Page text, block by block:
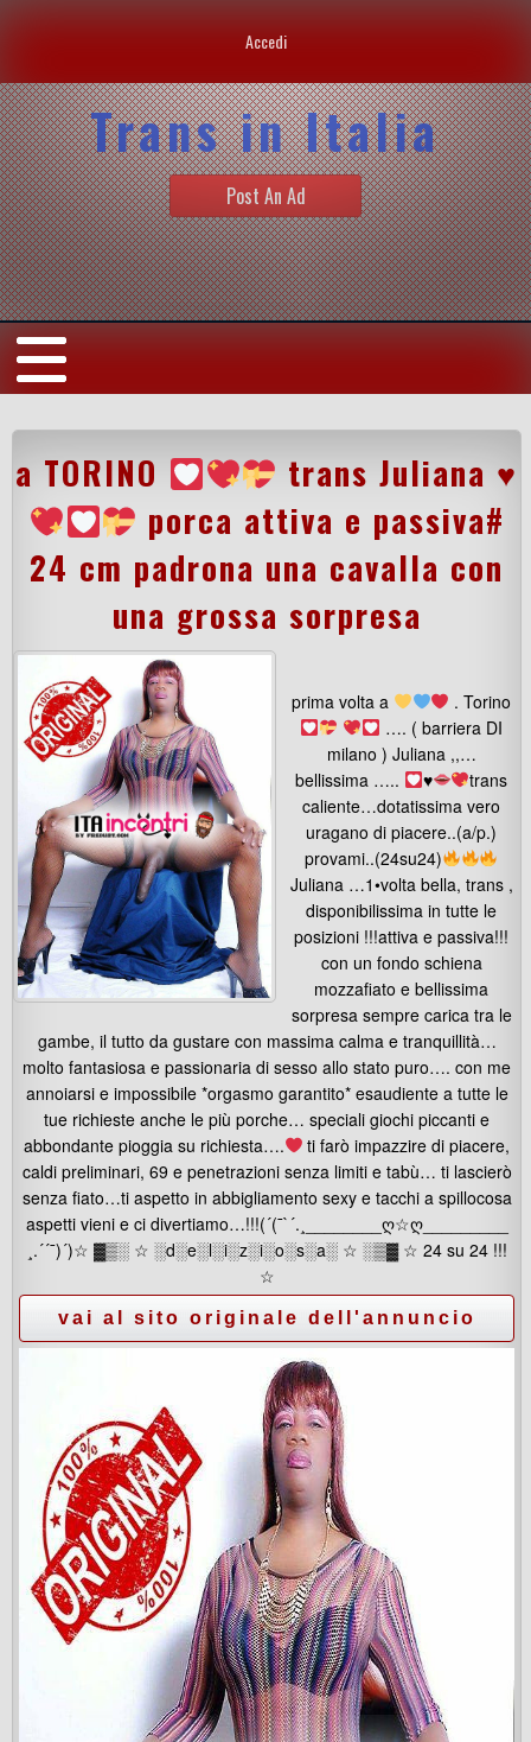
Accedi
Trans in Italia
Post An Ad
a TORINO trans Juliana ♥️
porca attiva e passiva#
24 cm padrona una cavalla con
una grossa sorpresa
prima volta a
. Torino
…. ( barriera DI
milano ) Juliana ,,…
bellissima …..
♥️
trans
caliente…dotatissima vero
uragano di piacere..(a/p.)
provami..(24su24)
Juliana …1•volta bella, trans ,
disponibilissima in tutte le
posizioni !!!attiva e passiva!!!
con un fondo schiena
mozzafiato e bellissima
sorpresa sempre carica tra le
gambe, il tutto da gustare con massima calma e tranquillità…
molto fantasiosa e passionaria di sesso allo stato puro…. con me
annoiarsi e impossibile *orgasmo garantito* esaudiente a tutte le
tue richieste anche le più porche… speciali giochi piccanti e
abbondante pioggia su richiesta….
ti farò impazzire di piacere,
caldi preliminari, 69 e penetrazioni senza limiti e tabù… ti lascierò
senza fiato…ti aspetto in abbigliamento sexy e tacchi a spillocosa
aspetti vieni e ci divertiamo…!!!(´(¯`´.¸________ღ☆ღ_________
¸.´´¯)´)☆ ▓▒░ ☆ ░d░e░l░i░z░i░o░s░a░ ☆ ░▒▓ ☆ 24 su 24 !!!
☆